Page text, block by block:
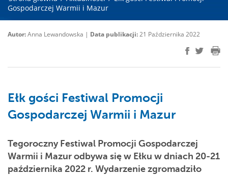
Gospodarczej Warmii i Mazur
Autor:Anna Lewandowska | Data publikacji:21 Października 2022
Ełk gości Festiwal Promocji
Gospodarczej Warmii i Mazur
Tegoroczny Festiwal Promocji Gospodarczej
Warmii i Mazur odbywa się w Ełku w dniach 20-21
października 2022 r. Wydarzenie zgromadziło